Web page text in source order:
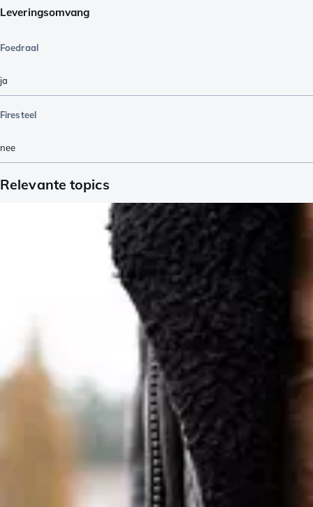
Leveringsomvang
Foedraal
ja
Firesteel
nee
Relevante topics